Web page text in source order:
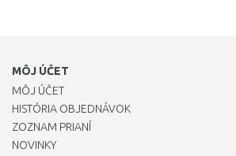
MÔJ ÚČET
MÔJ ÚČET
HISTÓRIA OBJEDNÁVOK
ZOZNAM PRIANÍ
NOVINKY